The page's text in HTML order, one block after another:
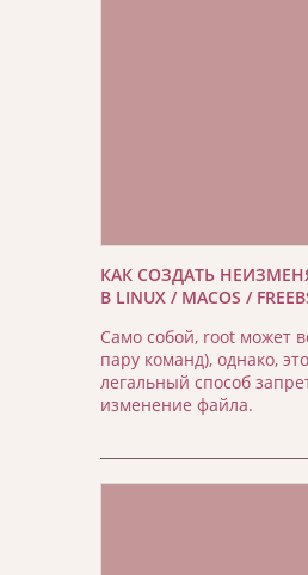
КАК СОЗДАТЬ
В LINUX / MACOS /
Само собой, root может
пару команд), однако,
легальный способ
изменение файла.